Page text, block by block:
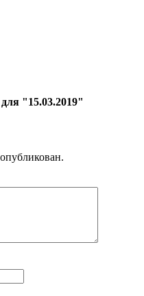
для "15.03.2019"